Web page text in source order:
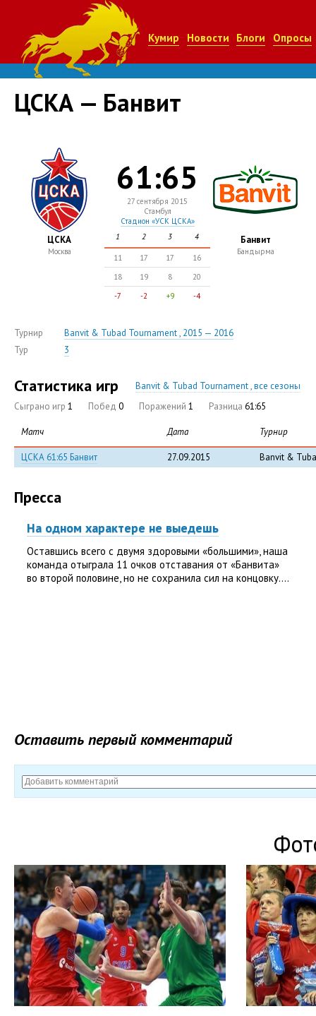
Кумир Новости Блоги Опросы
ЦСКА — Банвит
ЦСКА
Москва
61:65
27 сентября 2015
Стамбул
Стадион «УСК ЦСКА»
1
2 3 4
11 17 17
16
18
19 8
20
-7
-2 +9 -4
Банвит
Бандырма
Турнир
Banvit & Tubad Tournament , 2015 — 2016
Тур
3
Статистика игр
Banvit & Tubad Tournament , все сезоны
Сыграно игр 1 Побед 0 Поражений 1 Разница 61:65
Матч Дата Турнир
ЦСКА 61:65 Банвит 27.09.2015 Banvit &
Пресса
На одном характере не выедешь
Оставшись всего с двумя здоровыми «большими», наша
команда отыграла 11 очков отставания от «Банвита»
во второй половине, но не сохранила сил на концовку....
Оставить первый комментарий